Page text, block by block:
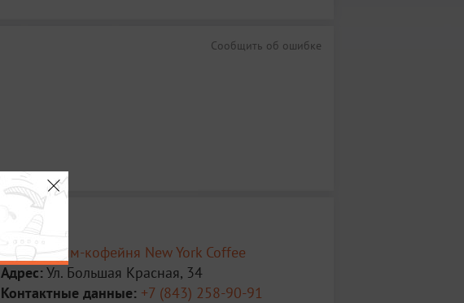
Сообщить об ошибке
Место:
Тайм-кофейня New York Coffee
Адрес: Ул. Большая Красная, 34
Контактные данные: +7 (843) 258-90-91